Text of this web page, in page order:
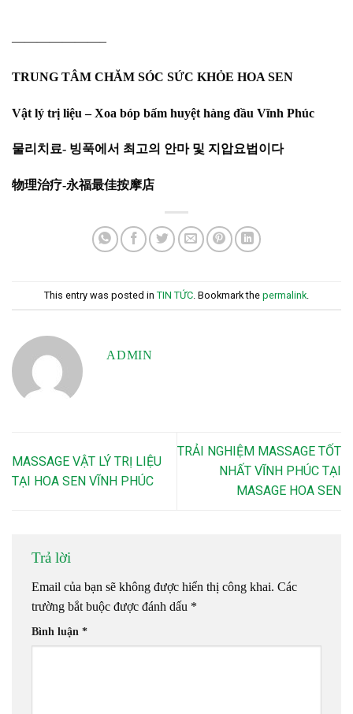
———————–
TRUNG TÂM CHĂM SÓC SỨC KHỎE HOA SEN
Vật lý trị liệu – Xoa bóp bấm huyệt hàng đầu Vĩnh Phúc
물리치료- 빙푹에서 최고의 안마 및 지압요법이다
物理治疗-永福最佳按摩店
This entry was posted in TIN TỨC . Bookmark the permalink
ADMIN
MASSAGE VẬT LÝ TRỊ LIỆU
TẠI HOA SEN VĨNH PHÚC
TRẢI NGHIỆM MASSAGE TỐT
NHẤT VĨNH PHÚC TẠI
MASAGE HOA SEN
Trả lời
Email của bạn sẽ không được hiển thị công khai. Các
trường bắt buộc được đánh dấu *
Bình luận *